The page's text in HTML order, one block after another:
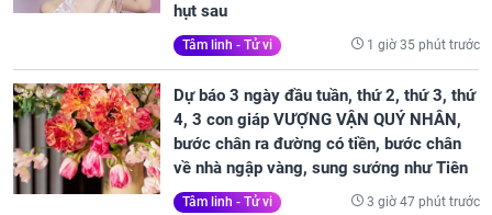
hụt sau
Tâm linh - Tử vi 1 giờ 35 phút trước
Dự báo 3 ngày đầu tuần, thứ 2, thứ 3, thứ
4, 3 con giáp VƯỢNG VẬN QUÝ NHÂN,
bước chân ra đường có tiền, bước chân
về nhà ngập vàng, sung sướng như Tiên
Tâm linh - Tử vi 3 giờ 47 phút trước